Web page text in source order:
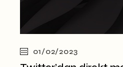
01/02/2023